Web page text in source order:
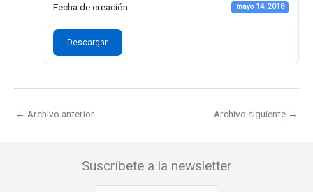
Fecha de creación mayo 14, 2018
Descargar
← Archivo anterior Archivo siguiente →
Suscríbete a la newsletter